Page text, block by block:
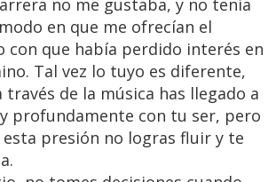
en que me ofrecían el
con que había perdido interés en
Tal vez lo tuyo es diferente,
de la música has llegado a
profundamente con tu ser, pero
presión no logras fluir y te